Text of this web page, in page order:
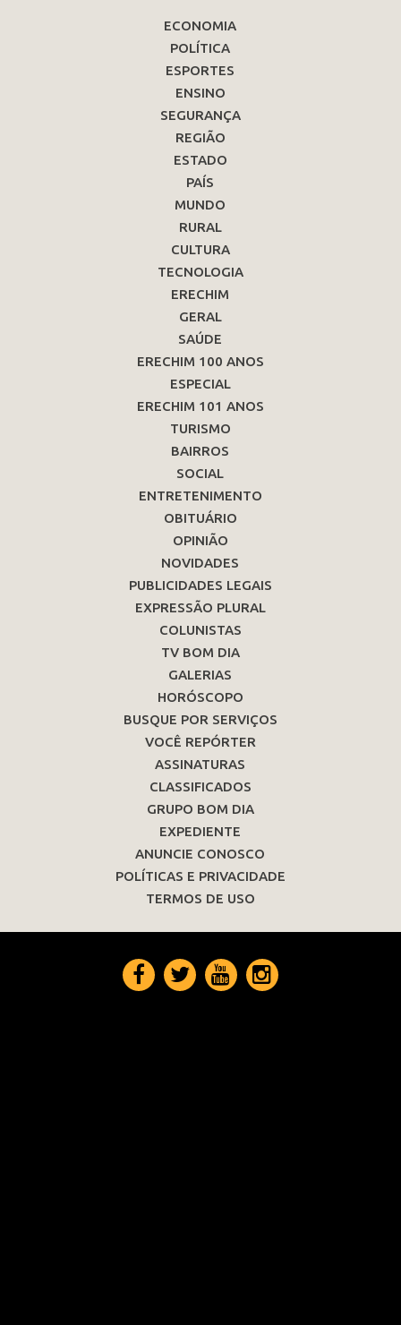
ECONOMIA
POLÍTICA
ESPORTES
ENSINO
SEGURANÇA
REGIÃO
ESTADO
PAÍS
MUNDO
RURAL
CULTURA
TECNOLOGIA
ERECHIM
GERAL
SAÚDE
ERECHIM 100 ANOS
ESPECIAL
ERECHIM 101 ANOS
TURISMO
BAIRROS
SOCIAL
ENTRETENIMENTO
OBITUÁRIO
OPINIÃO
NOVIDADES
PUBLICIDADES LEGAIS
EXPRESSÃO PLURAL
COLUNISTAS
TV BOM DIA
GALERIAS
HORÓSCOPO
BUSQUE POR SERVIÇOS
VOCÊ REPÓRTER
ASSINATURAS
CLASSIFICADOS
GRUPO BOM DIA
EXPEDIENTE
ANUNCIE CONOSCO
POLÍTICAS E PRIVACIDADE
TERMOS DE USO